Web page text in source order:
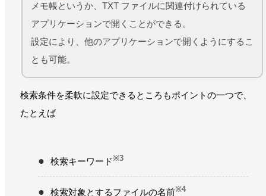
メモ帳というか、TXT ファイルに関連付けられている
アプリケーションで開くことができる。
設定により、他のアプリケーションで開くようにするこ
とも可能。
検索条件を柔軟に設定できるところもポイントの一つで、
たとえば
検索キーワード※3
検索対象とするファイルの名前※4